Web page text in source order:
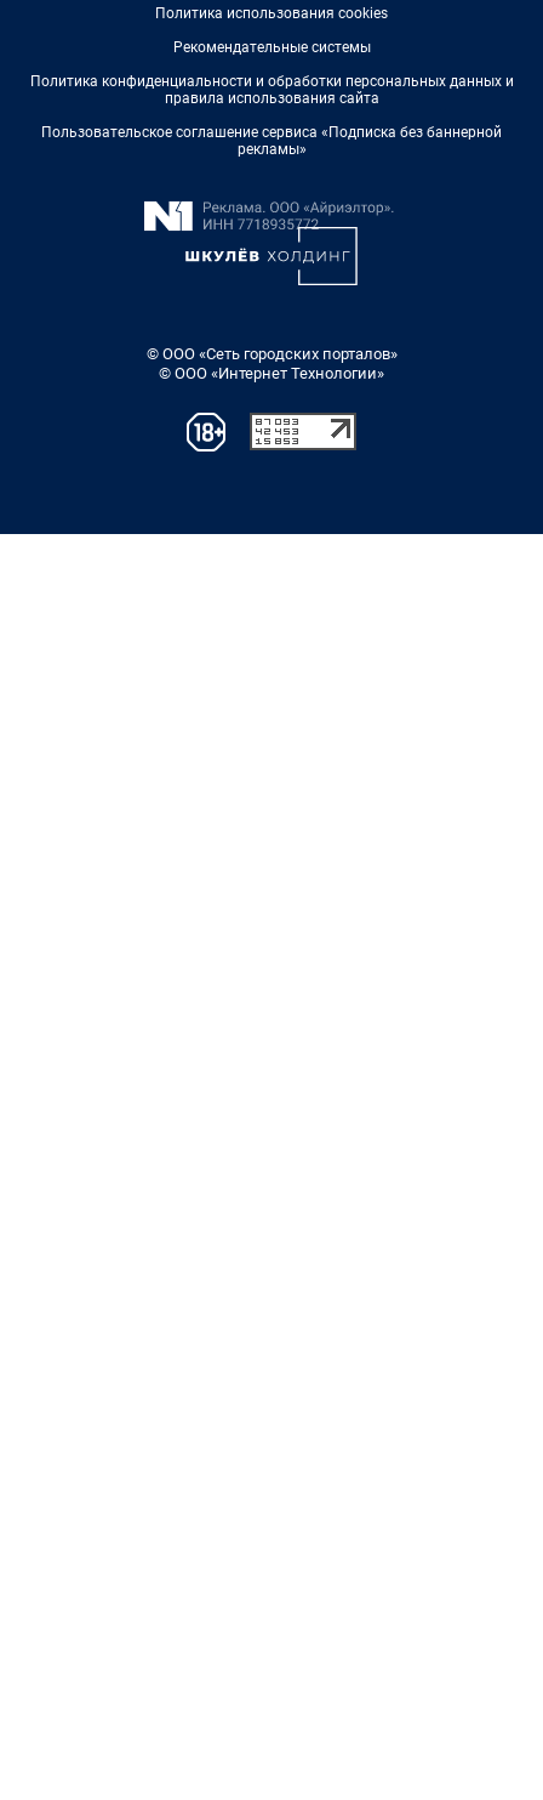
Политика использования cookies
Рекомендательные системы
Политика конфиденциальности и обработки персональных данных и
правила использования сайта
Пользовательское соглашение сервиса «Подписка без баннерной
рекламы»
© ООО «Сеть городских порталов»
© ООО «Интернет Технологии»